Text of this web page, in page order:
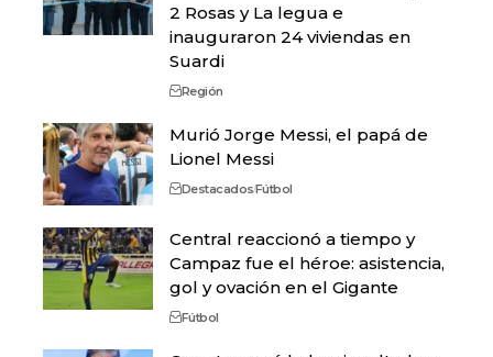
2 Rosas y La legua e
inauguraron 24 viviendas en
Suardi
Región
Murió Jorge Messi, el papá de
Lionel Messi
DestacadosFútbol
Central reaccionó a tiempo y
Campaz fue el héroe: asistencia,
gol y ovación en el Gigante
Fútbol